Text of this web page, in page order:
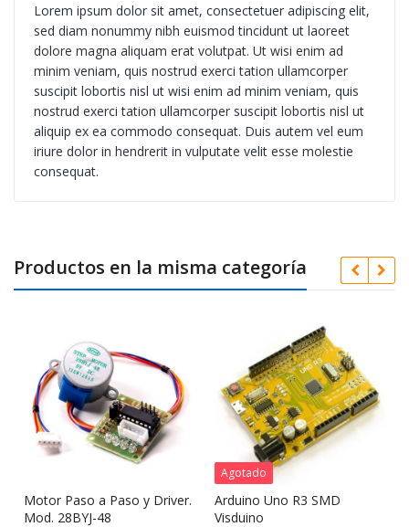
Lorem ipsum dolor sit amet, consectetuer adipiscing elit,
sed diam nonummy nibh euismod tincidunt ut laoreet
dolore magna aliquam erat volutpat. Ut wisi enim ad
minim veniam, quis nostrud exerci tation ullamcorper
suscipit lobortis nisl ut wisi enim ad minim veniam, quis
nostrud exerci tation ullamcorper suscipit lobortis nisl ut
aliquip ex ea commodo consequat. Duis autem vel eum
iriure dolor in hendrerit in vulputate velit esse molestie
consequat.
Productos en la misma categoría
Motor Paso a Paso y Driver.
Mod. 28BYJ-48
Agotado
Arduino Uno R3 SMD
Visduino